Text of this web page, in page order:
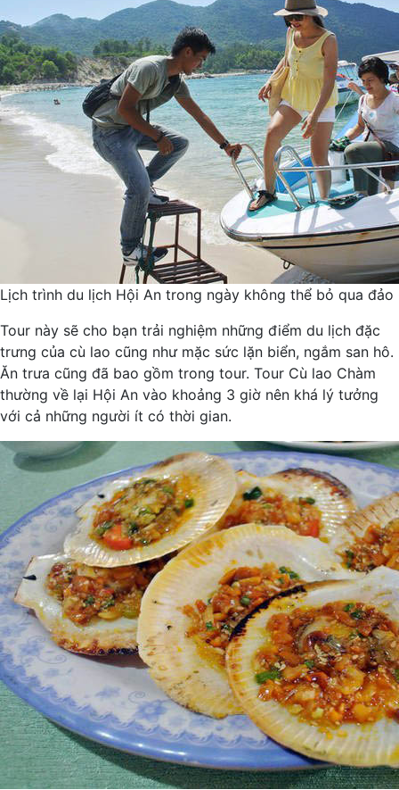
Lịch trình du lịch Hội An trong ngày không thể bỏ qua đảo
Tour này sẽ cho bạn trải nghiệm những điểm du lịch đặc
trưng của cù lao cũng như mặc sức lặn biển, ngắm san hô.
Ăn trưa cũng đã bao gồm trong tour. Tour Cù lao Chàm
thường về lại Hội An vào khoảng 3 giờ nên khá lý tưởng
với cả những người ít có thời gian.